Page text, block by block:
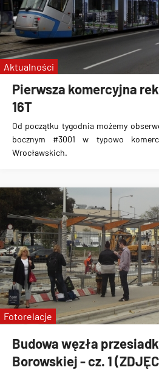
Pierwsza komercyjna
16T
Od początku tygodnia możemy
bocznym #3001 w typowo
Wrocławskich.
Aktualności
Budowa węzła
Borowskiej - cz. 1
Fotorelacje